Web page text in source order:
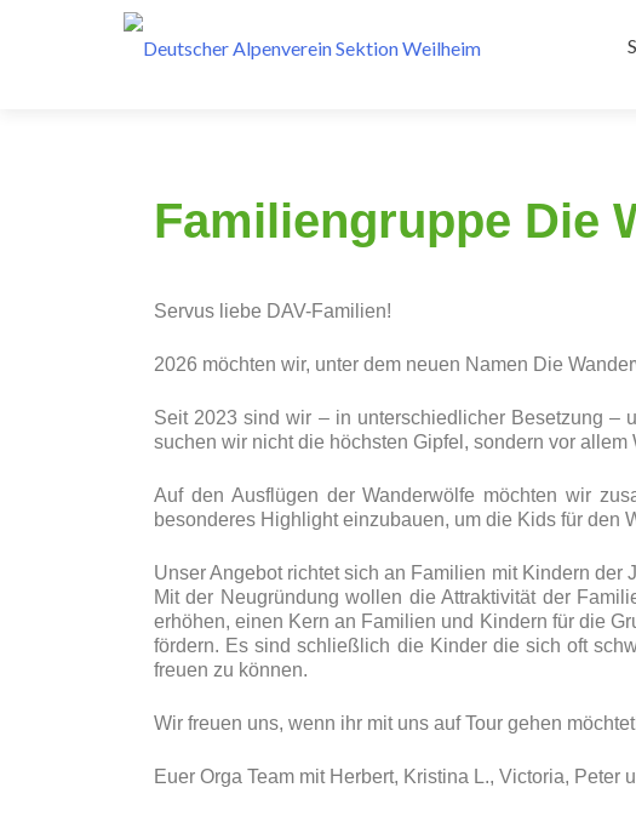
Familien­gruppe Die
Servus liebe DAV-Familien!
2026 möchten wir, unter dem neuen Namen Die
Seit 2023 sind wir – in unterschiedlicher Besetzung –
suchen wir nicht die höchsten Gipfel, sondern vor
Auf den Ausflügen der Wanderwölfe möchten wir
besonderes Highlight einzubauen, um die Kids für
Unser Angebot richtet sich an Familien mit Kindern
Mit der Neugründung wollen die Attraktivität der
erhöhen, einen Kern an Familien und Kindern für die
fördern. Es sind schließlich die Kinder die sich oft
freuen zu können.
Wir freuen uns, wenn ihr mit uns auf Tour gehen
Euer Orga Team mit Herbert, Kristina L., Victoria, Peter